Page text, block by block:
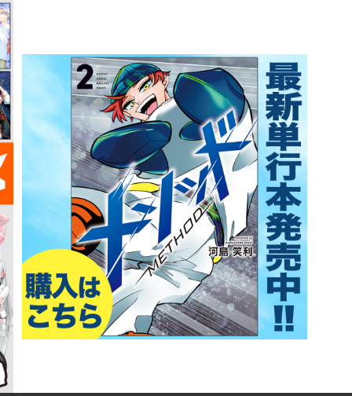
詳細ページへのリンク